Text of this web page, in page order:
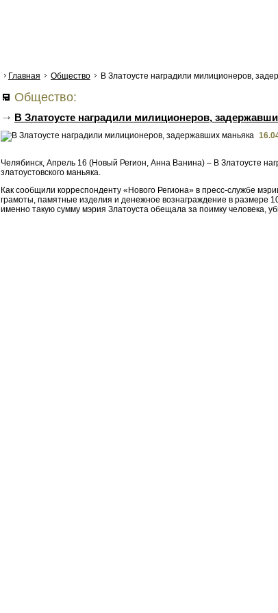
Главная Общество В Златоусте наградили милиционеров,
Общество:
В Златоусте наградили милиционеров,
Челябинск, Апрель 16 (Новый Регион, Анна Ванина) – В Златоусте
златоустовского маньяка.
Как сообщили корреспонденту «Нового Региона» в пресс-службе
грамоты, памятные изделия и денежное вознаграждение в размере
именно такую сумму мэрия Златоуста обещала за поимку человека,